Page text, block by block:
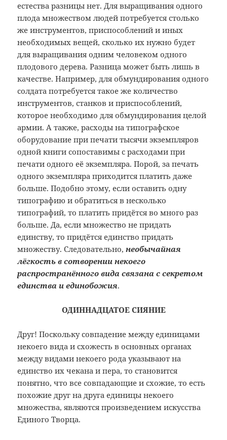
естества разницы нет. Для выращивания одного
плода множеством людей потребуется столько
же инструментов, приспособлений и иных
необходимых вещей, сколько их нужно будет
для выращивания одним человеком одного
плодового дерева. Разница может быть лишь в
качестве. Например, для обмундирования одного
солдата потребуется такое же количество
инструментов, станков и приспособлений,
которое необходимо для обмундирования целой
армии. А также, расходы на типографское
оборудование при печати тысячи экземпляров
одной книги сопоставимы с расходами при
печати одного её экземпляра. Порой, за печать
одного экземпляра приходится платить даже
больше. Подобно этому, если оставить одну
типографию и обратиться в несколько
типографий, то платить придётся во много раз
больше. Да, если множество не придать
единству, то придётся единство придать
множеству. Следовательно,необычайная
лёгкость в сотворении некоего
распространённого вида связана с секретом
единства и единобожия.
ОДИННАДЦАТОЕ СИЯНИЕ
Друг! Поскольку совпадение между единицами
некоего вида и схожесть в основных органах
между видами некоего рода указывают на
единство их чекана и пера, то становится
понятно, что все совпадающие и схожие, то есть
похожие друг на друга единицы некоего
множества, являются произведением искусства
Единого Творца.